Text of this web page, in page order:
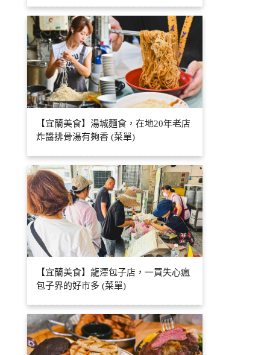
【宜蘭美食】湯城麵食，在地20年老店
炸醬排骨湯有夠香 (菜單)
【宜蘭美食】龍潭包子店，一買失心瘋
包子界的好市多 (菜單)